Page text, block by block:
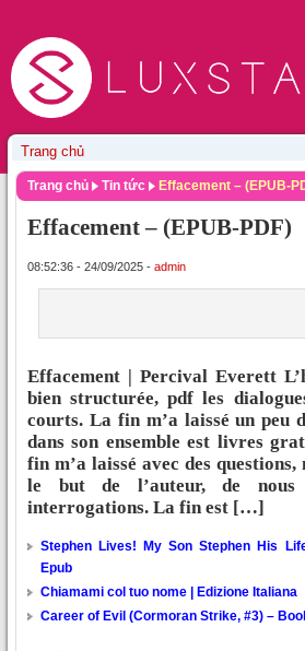
Trang chủ Tin tức Effacement – (EPUB-
Effacement – (EPUB-PDF)
08:52:36 - 24/09/2025 - admin
Effacement | Percival Everett
bien structurée, pdf les
courts. La fin m’a laissé un peu
dans son ensemble est livres
fin m’a laissé avec des questions,
le but de l’auteur, de nous
interrogations. La fin est […]
Stephen Lives! My Son Stephen His
Epub
Chiamami col tuo nome | Edizione Italiana
Career of Evil (Cormoran Strike, #3) –